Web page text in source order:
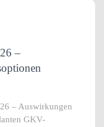
–
– Auswirkungen
GKV-